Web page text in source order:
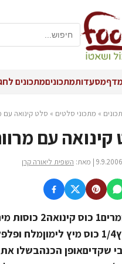
מסעדותמתכוניםמתכונים
» מתכוני סלטים » סלט קינואה עם
עם
השפית ליאורה קרן
קצוץ1/4 כוס מיץ